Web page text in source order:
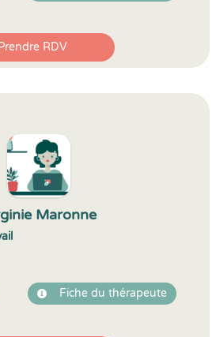
Prendre RDV
Maronne
Fiche du thérapeute